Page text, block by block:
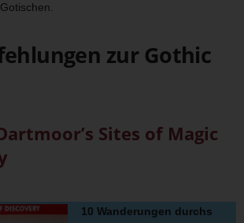
zur Gothic
Sites of Magic
10 Wanderungen durchs